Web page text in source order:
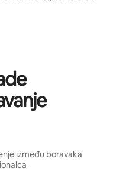
između boravaka